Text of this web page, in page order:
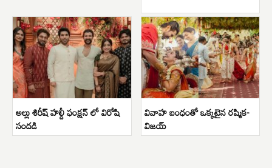
అల్లు శిరీష్ హల్దీ ఫంక్షన్ లో విరోషి
సందడి
వివాహ బంధంతో ఒక్కటైన రష్మిక-
విజయ్